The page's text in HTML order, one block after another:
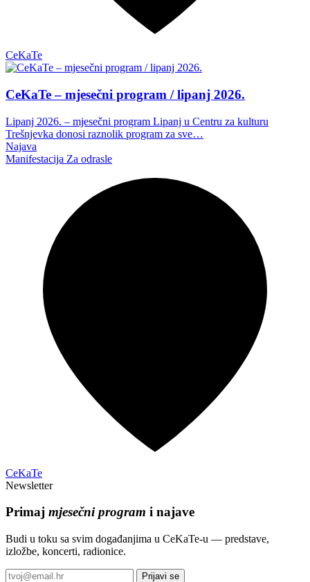
CeKaTe
CeKaTe – mjesečni program / lipanj 2026.
Lipanj 2026. – mjesečni program Lipanj u Centru za kulturu
Trešnjevka donosi raznolik program za sve…
Najava
Manifestacija Za odrasle
CeKaTe
Newsletter
Primaj mjesečni program i najave
Budi u toku sa svim događanjima u CeKaTe-u — predstave,
izložbe, koncerti, radionice.
Prijavi se